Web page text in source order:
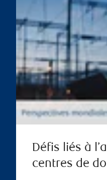
Défis liés à
centres de